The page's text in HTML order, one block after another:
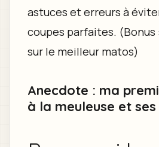
astuces et erreurs à
coupes parfaites. (Bonus
sur le meilleur matos)
Anecdote : ma
à la meuleuse et